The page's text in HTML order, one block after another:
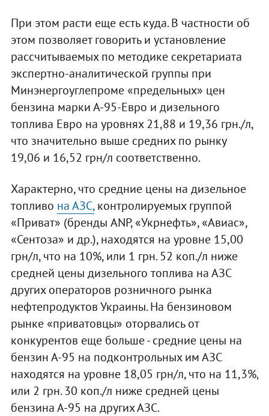
При этом расти еще есть куда. В частности об
этом позволяет говорить и установление
рассчитываемых по методике секретариата
экспертно-аналитической группы при
Минэнергоуглепроме «предельных» цен
бензина марки А-95-Евро и дизельного
топлива Евро на уровнях 21,88 и 19,36 грн./л,
что значительно выше средних по рынку
19,06 и 16,52 грн/л соответственно.
Характерно, что средние цены на дизельное
топливо на АЗС,контролируемых группой
«Приват» (бренды ANP, «Укрнефть», «Авиас»,
«Сентоза» и др.), находятся на уровне 15,00
грн/л, что на 10%, или 1 грн. 52 коп./л ниже
средней цены дизельного топлива на АЗС
других операторов розничного рынка
нефтепродуктов Украины. На бензиновом
рынке «приватовцы» оторвались от
конкурентов еще больше - средние цены на
бензин А-95 на подконтрольных им АЗС
находятся на уровне 18,05 грн/л, что на 11,3%,
или 2 грн. 30 коп./л ниже средней цены
бензина А-95 на других АЗС.